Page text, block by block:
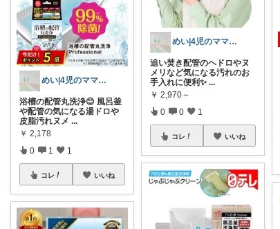
めい|4児のママおすすめ
浴槽の配管丸洗浄😊 風呂釜
や配管の気になる湯ドロや
皮脂汚れヌメ ...
￥ 2,178
0 1 1
コレ いいね
めい|4児のママおすすめ
追い焚き配管のヘドロやヌ
メリなど気になる汚れのお
手入れに便利✨ ...
￥ 2,970～
0 0 1
コレ いいね